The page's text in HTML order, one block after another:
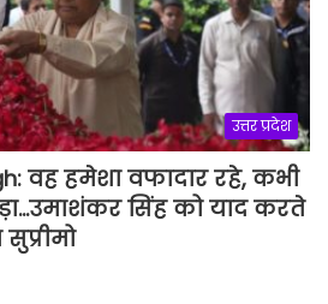
उत्तर प्रदेश
वह हमेशा वफादार रहे, कभी
सिंह को याद करते